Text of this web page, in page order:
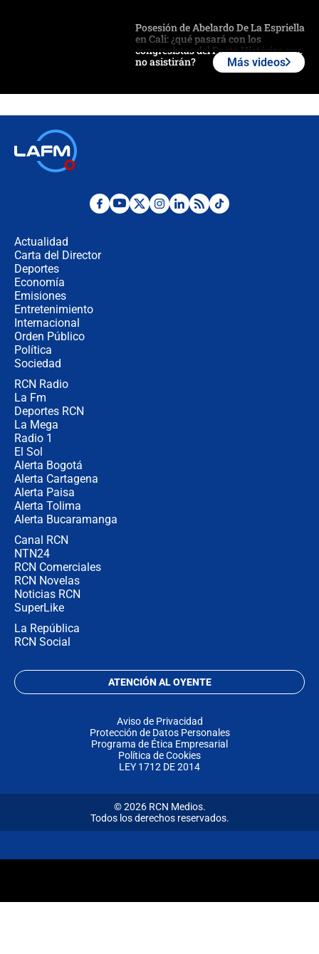
Posesión de Abelardo De La Espriella
en Cali: ¿qué pasará con los
congresistas del Pacto Histórico que
no asistirán?
¿Por qué De la Espriella gobernará
Más videos
Actualidad
Carta del Director
Deportes
Economía
Emisiones
Entretenimiento
Internacional
Orden Público
Política
Sociedad
RCN Radio
La Fm
Deportes RCN
La Mega
Radio 1
El Sol
Alerta Bogotá
Alerta Cartagena
Alerta Paisa
Alerta Tolima
Alerta Bucaramanga
Canal RCN
NTN24
RCN Comerciales
RCN Novelas
Noticias RCN
SuperLike
La República
RCN Social
ATENCIÓN AL OYENTE
Aviso de Privacidad
Protección de Datos Personales
Programa de Ética Empresarial
Política de Cookies
LEY 1712 DE 2014
© 2026 RCN Medios.
Todos los derechos reservados.